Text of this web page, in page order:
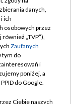
danych,
ich
osobowych przez
„TVP”),
Zaufanych
tym do
i
poniżej, a
do Google.
Ciebie naszych